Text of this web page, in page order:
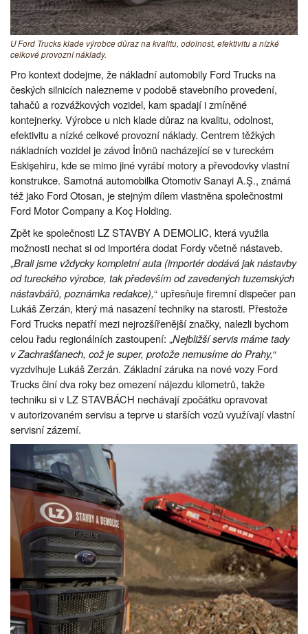
U Ford Trucks klade výrobce důraz na kvalitu, odolnost, efektivitu a nízké
celkové provozní náklady.
Pro kontext dodejme, že nákladní automobily Ford Trucks na
českých silnicích nalezneme v podobě stavebního provedení,
tahačů a rozvážkových vozidel, kam spadají i zmíněné
kontejnerky. Výrobce u nich klade důraz na kvalitu, odolnost,
efektivitu a nízké celkové provozní náklady. Centrem těžkých
nákladních vozidel je závod İnönü nacházející se v tureckém
Eskişehiru, kde se mimo jiné vyrábí motory a převodovky vlastní
konstrukce. Samotná automobilka Otomotiv Sanayi A.Ş., známá
též jako Ford Otosan, je stejným dílem vlastněna společnostmi
Ford Motor Company a Koç Holding.
Zpět ke společnosti LZ STAVBY A DEMOLIC, která využila
možnosti nechat si od importéra dodat Fordy včetně nástaveb.
„Brali jsme vždycky kompletní auta (importér dodává jak nástavby
od tureckého výrobce, tak především od zavedených tuzemských
nástavbářů, poznámka redakce),“ upřesňuje firemní dispečer pan
Lukáš Zerzán, který má nasazení techniky na starosti. Přestože
Ford Trucks nepatří mezi nejrozšířenější značky, nalezli bychom
celou řadu regionálních zastoupení: „Nejbližší servis máme tady
v Zachrašťanech, což je super, protože nemusíme do Prahy,“
vyzdvihuje Lukáš Zerzán. Základní záruka na nové vozy Ford
Trucks činí dva roky bez omezení nájezdu kilometrů, takže
techniku si v LZ STAVBÁCH nechávají zpočátku opravovat
v autorizovaném servisu a teprve u starších vozů využívají vlastní
servisní zázemí.